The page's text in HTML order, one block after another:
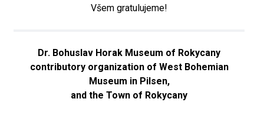
Všem gratulujeme!
Dr. Bohuslav Horak Museum of Rokycany
contributory organization of West Bohemian
Museum in Pilsen,
and the Town of Rokycany